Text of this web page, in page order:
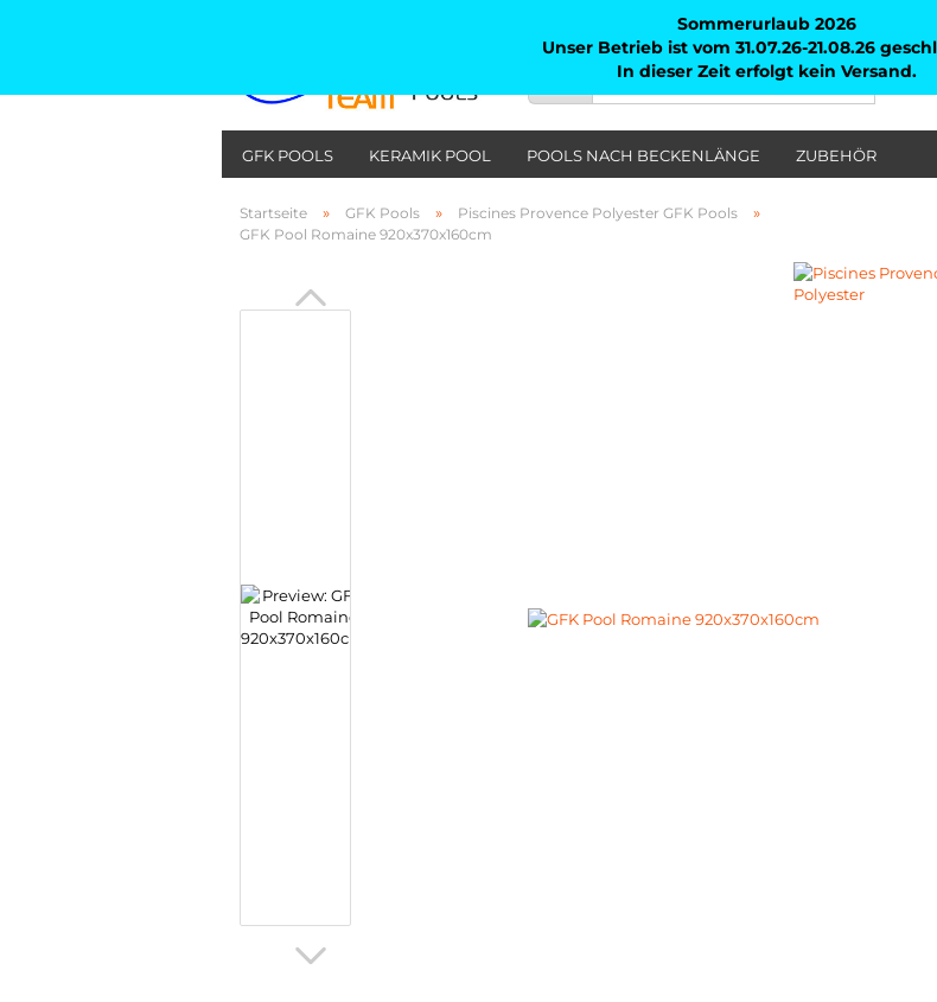
Suche...
Sommerurlaub 2026
Unser Betrieb ist vom 31.07.26-21.08.26
In dieser Zeit erfolgt kein Versand.
GFK POOLS KERAMIK POOL POOLS NACH BECKENLÄNGE ZUBEHÖR
Startseite » GFK Pools » Piscines Provence Polyester GFK Pools »
GFK Pool Romaine 920x370x160cm